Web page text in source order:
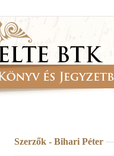
Szerzők - Bihari Péter